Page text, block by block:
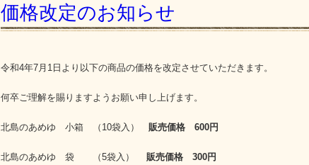
価格改定のお知らせ
令和4年7月1日より以下の商品の価格を改定させていただきます。
何卒ご理解を賜りますようお願い申し上げます。
北島のあめゆ 小箱 （10袋入） 販売価格 600円
北島のあめゆ 袋 （5袋入） 販売価格 300円